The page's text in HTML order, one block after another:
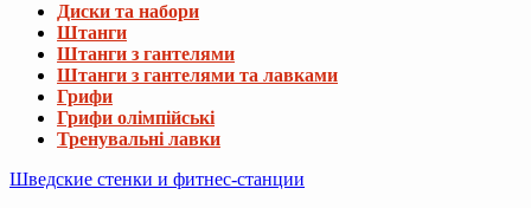
Диски та набори
Штанги
Штанги з гантелями
Штанги з гантелями та лавками
Грифи
Грифи олімпійські
Тренувальні лавки
Шведские стенки и фитнес-станции